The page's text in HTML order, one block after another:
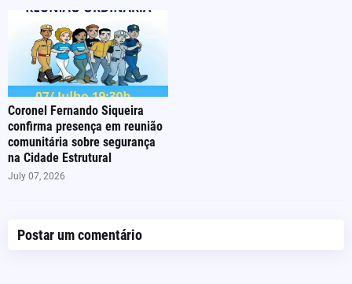
Coronel Fernando Siqueira
confirma presença em reunião
comunitária sobre segurança
na Cidade Estrutural
July 07, 2026
Postar um comentário